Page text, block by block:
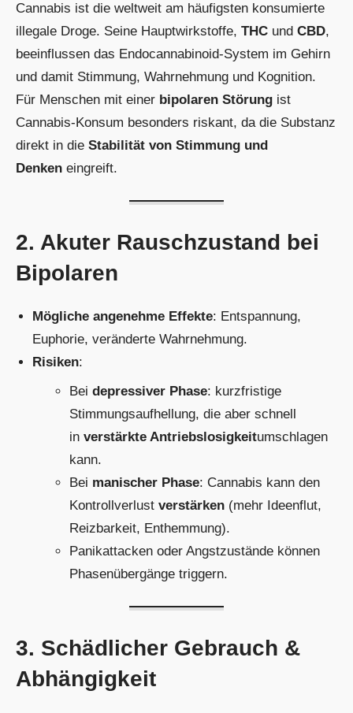
Cannabis ist die weltweit am häufigsten konsumierte
illegale Droge. Seine Hauptwirkstoffe, THC und CBD,
beeinflussen das Endocannabinoid-System im Gehirn
und damit Stimmung, Wahrnehmung und Kognition.
Für Menschen mit einer bipolaren Störung ist
Cannabis-Konsum besonders riskant, da die Substanz
direkt in die Stabilität von Stimmung und
Denken eingreift.
2. Akuter Rauschzustand bei
Bipolaren
Mögliche angenehme Effekte: Entspannung,
Euphorie, veränderte Wahrnehmung.
Risiken:
Bei depressiver Phase: kurzfristige
Stimmungsaufhellung, die aber schnell
in verstärkte Antriebslosigkeitumschlagen
kann.
Bei manischer Phase: Cannabis kann den
Kontrollverlust verstärken (mehr Ideenflut,
Reizbarkeit, Enthemmung).
Panikattacken oder Angstzustände können
Phasenübergänge triggern.
3. Schädlicher Gebrauch &
Abhängigkeit